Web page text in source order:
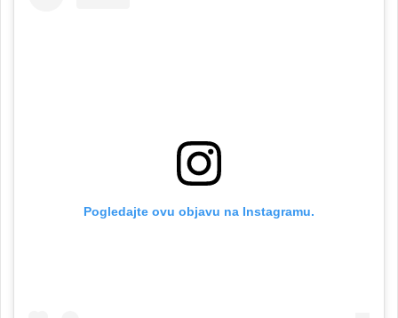
Pogledajte ovu objavu na Instagramu.